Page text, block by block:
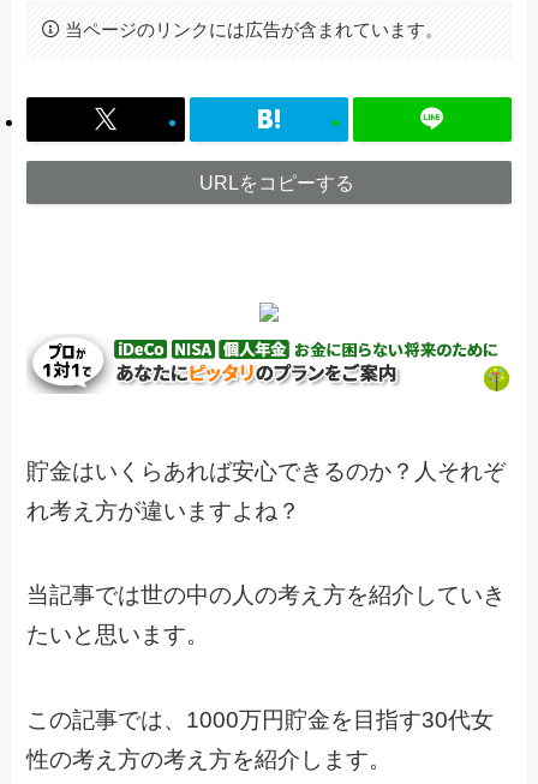
当ページのリンクには広告が含まれています。
URLをコピーする
貯金はいくらあれば安心できるのか？人それぞ
れ考え方が違いますよね？
当記事では世の中の人の考え方を紹介していき
たいと思います。
この記事では、1000万円貯金を目指す30代女
性の考え方の考え方を紹介します。